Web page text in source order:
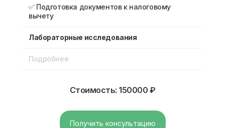
✅ Подготовка документов к налоговому
вычету
Лабораторные исследования
Подробнее
Стоимость: 150000 ₽
Получить консультацию